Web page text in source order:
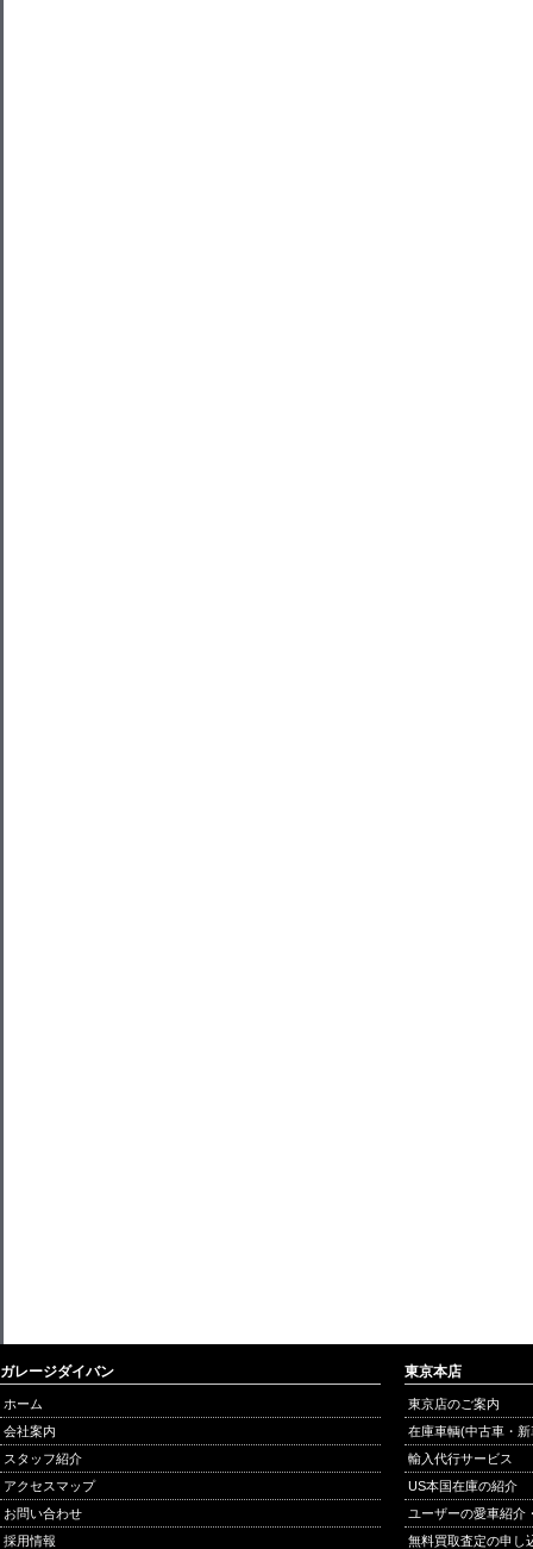
ガレージダイバン
ホーム
会社案内
スタッフ紹介
アクセスマップ
お問い合わせ
採用情報
東京本店
東京店のご案内
在庫車輌(中古車・
輸入代行サービス
US本国在庫の紹介
ユーザーの愛車紹介
無料買取査定の申し